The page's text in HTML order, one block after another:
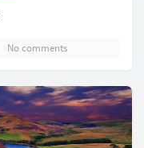
No comments